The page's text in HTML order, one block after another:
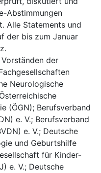
Abstimmungen
Alle Statements und
der bis zum Januar
der
Neurologische
(ÖGN); Berufsverband
e. V.; Berufsverband
e. V.; Deutsche
und Geburtshilfe
für Kinder-
e. V.; Deutsche